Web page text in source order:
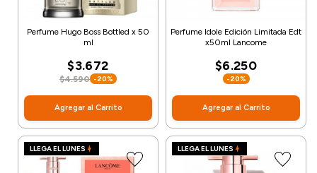
Perfume Hugo Boss Bottled x 50
ml
$3.672
$4.590 -20%
Agregar al Carrito
Perfume Idole Edición Limitada Edt
x50ml Lancome
$6.250
-20%
Agregar al Carrito
LLEGA EL LUNES LLEGA EL LUNES